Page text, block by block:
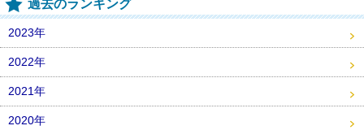
過去のランキング
2023年
2022年
2021年
2020年